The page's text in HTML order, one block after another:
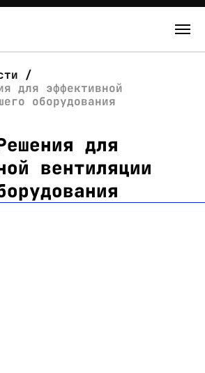
О нас
Новости
Склад
Контакты
для эффективной
оборудования
для
вентиляции